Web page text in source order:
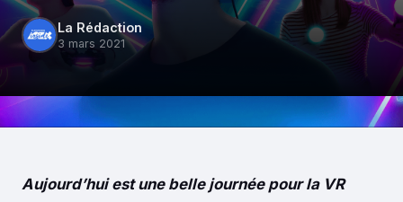
La Rédaction
3 mars 2021
Aujourd’hui est une belle journée pour la VR